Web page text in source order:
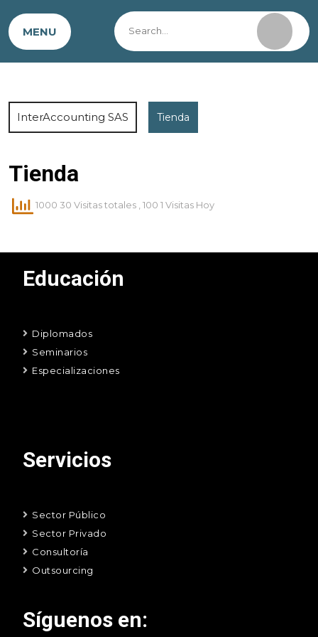
MENU
InterAccounting SAS Tienda
Tienda
1000 30 Visitas totales , 100 1 Visitas Hoy
Educación
Diplomados
Seminarios
Especializaciones
Servicios
Sector Público
Sector Privado
Consultoría
Outsourcing
Síguenos en: